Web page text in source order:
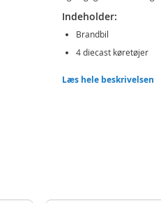
Indeholder:
Brandbil
4 diecast køretøjer
Læs hele beskrivelsen